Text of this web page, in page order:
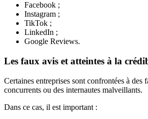
Facebook ;
Instagram ;
TikTok ;
LinkedIn ;
Google Reviews.
Les faux avis et atteintes à la
Certaines entreprises sont confrontées à des
concurrents ou des internautes malveillants.
Dans ce cas, il est important :